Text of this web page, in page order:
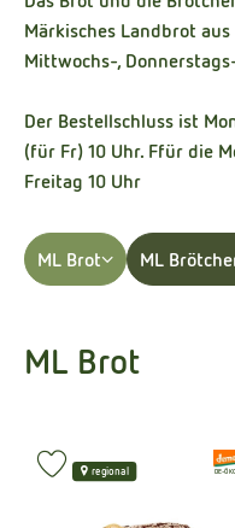
Kühltheke
Naturkost
Getränke
Naturdrogerie
Über uns
Häufige Fragen
Märkisches Landbrot
Mittwochs-,
Der Bestellschluss ist
(für Fr) 10 Uhr. Ffür die
Freitag 10 Uhr
ML Brot ML
ML Brot
,
,DE-
regional
Produkt zu Favouriten